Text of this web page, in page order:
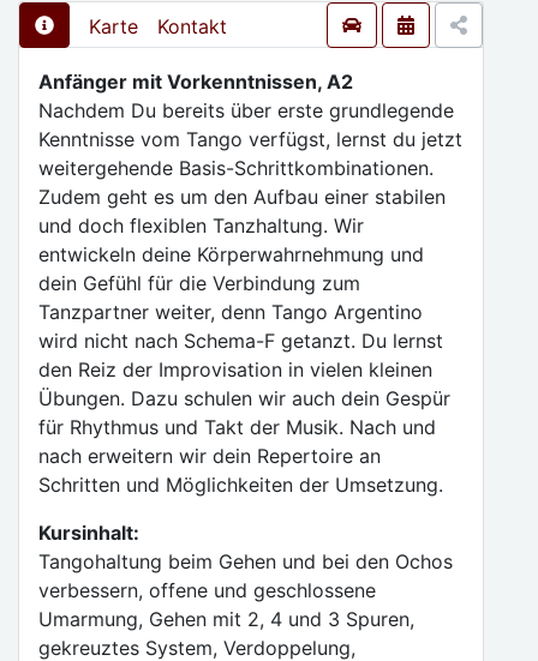
Karte Kontakt
Anfänger mit Vorkenntnissen, A2
Nachdem Du bereits über erste grundlegende
Kenntnisse vom Tango verfügst, lernst du jetzt
weitergehende Basis-Schrittkombinationen.
Zudem geht es um den Aufbau einer stabilen
und doch flexiblen Tanzhaltung. Wir
entwickeln deine Körperwahrnehmung und
dein Gefühl für die Verbindung zum
Tanzpartner weiter, denn Tango Argentino
wird nicht nach Schema-F getanzt. Du lernst
den Reiz der Improvisation in vielen kleinen
Übungen. Dazu schulen wir auch dein Gespür
für Rhythmus und Takt der Musik. Nach und
nach erweitern wir dein Repertoire an
Schritten und Möglichkeiten der Umsetzung.
Kursinhalt:
Tangohaltung beim Gehen und bei den Ochos
verbessern, offene und geschlossene
Umarmung, Gehen mit 2, 4 und 3 Spuren,
gekreuztes System, Verdoppelung,